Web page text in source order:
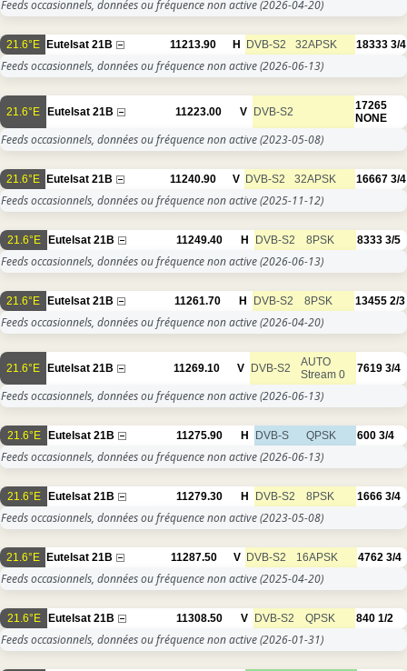
Feeds occasionnels, données ou fréquence non active(2026-04-20)
21.6°E Eutelsat 21B 11213.90 H DVB-S2 32APSK 18333 3/4
Feeds occasionnels, données ou fréquence non active(2026-06-13)
21.6°E Eutelsat 21B 11223.00 V DVB-S2
17265
NONE
Feeds occasionnels, données ou fréquence non active(2023-05-08)
21.6°E Eutelsat 21B 11240.90 V DVB-S2 32APSK 16667 3/4
Feeds occasionnels, données ou fréquence non active(2025-11-12)
21.6°E Eutelsat 21B 11249.40 H DVB-S2 8PSK 8333 3/5
Feeds occasionnels, données ou fréquence non active(2026-06-13)
21.6°E Eutelsat 21B 11261.70 H DVB-S2 8PSK 13455 2/3
Feeds occasionnels, données ou fréquence non active(2026-04-20)
21.6°E Eutelsat 21B 11269.10 V DVB-S2
AUTO
Stream 0
7619 3/4
Feeds occasionnels, données ou fréquence non active(2026-06-13)
21.6°E Eutelsat 21B 11275.90 H DVB-S QPSK 600 3/4
Feeds occasionnels, données ou fréquence non active(2026-06-13)
21.6°E Eutelsat 21B 11279.30 H DVB-S2 8PSK 1666 3/4
Feeds occasionnels, données ou fréquence non active(2023-05-08)
21.6°E Eutelsat 21B 11287.50 V DVB-S2 16APSK 4762 3/4
Feeds occasionnels, données ou fréquence non active(2025-04-20)
21.6°E Eutelsat 21B 11308.50 V DVB-S2 QPSK 840 1/2
Feeds occasionnels, données ou fréquence non active(2026-01-31)